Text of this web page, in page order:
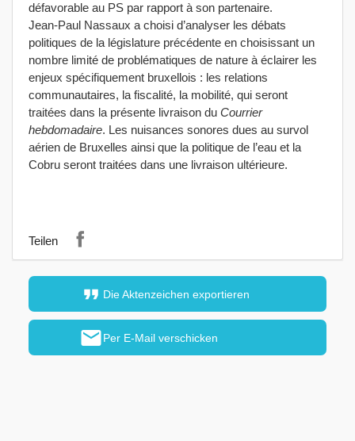
format_quote Die Aktenzeichen exportieren
mailPer E-Mail verschicken
défavorable au PS par rapport à son partenaire.
Jean-Paul Nassaux a choisi d’analyser les débats
politiques de la législature précédente en choisissant un
nombre limité de problématiques de nature à éclairer les
enjeux spécifiquement bruxellois : les relations
communautaires, la fiscalité, la mobilité, qui seront
traitées dans la présente livraison du Courrier
hebdomadaire. Les nuisances sonores dues au survol
aérien de Bruxelles ainsi que la politique de l’eau et la
Cobru seront traitées dans une livraison ultérieure.
Teilen